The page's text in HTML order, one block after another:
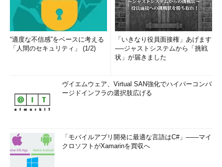
“適度な不信感”をベースに考える
「人間のセキュリティ」 (1/2)
「いきなり役員面接権」あげます
──ジャストシステムから「挑戦
状」が届きました
ヴイエムウェア、Virtual SAN強化でハイパーコンバ
ージドインフラの選択肢広げる
「モバイルアプリ開発に最適な言語はC#」――マイ
クロソフトがXamarinを買収へ